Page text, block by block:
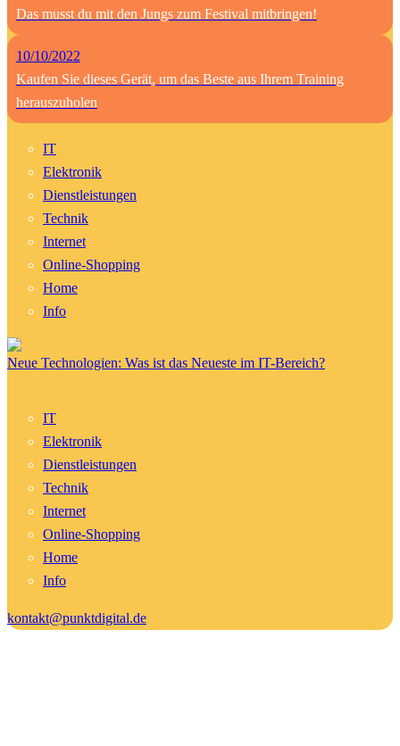
Das musst du mit den Jungs zum Festival mitbringen!
10/10/2022
Kaufen Sie dieses Gerät, um das Beste aus Ihrem Training
herauszuholen
IT
Elektronik
Dienstleistungen
Technik
Internet
Online-Shopping
Home
Info
Neue Technologien: Was ist das Neueste im IT-Bereich?
IT
Elektronik
Dienstleistungen
Technik
Internet
Online-Shopping
Home
Info
kontakt@punktdigital.de